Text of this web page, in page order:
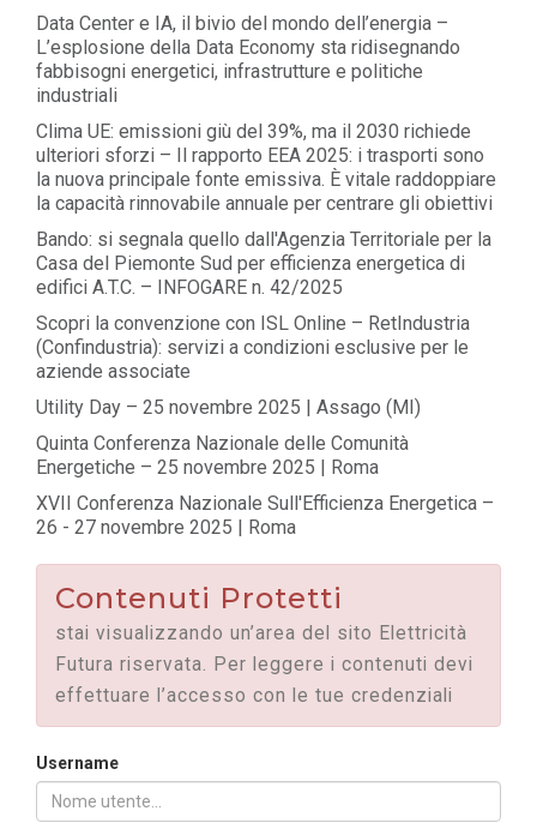
Data Center e IA, il bivio del mondo dell’energia –
L’esplosione della Data Economy sta ridisegnando
fabbisogni energetici, infrastrutture e politiche
industriali
Clima UE: emissioni giù del 39%, ma il 2030 richiede
ulteriori sforzi – Il rapporto EEA 2025: i trasporti sono
la nuova principale fonte emissiva. È vitale raddoppiare
la capacità rinnovabile annuale per centrare gli obiettivi
Bando: si segnala quello dall'Agenzia Territoriale per la
Casa del Piemonte Sud per efficienza energetica di
edifici A.T.C. – INFOGARE n. 42/2025
Scopri la convenzione con ISL Online – RetIndustria
(Confindustria): servizi a condizioni esclusive per le
aziende associate
Utility Day – 25 novembre 2025 | Assago (MI)
Quinta Conferenza Nazionale delle Comunità
Energetiche – 25 novembre 2025 | Roma
XVII Conferenza Nazionale Sull'Efficienza Energetica –
26 - 27 novembre 2025 | Roma
Contenuti Protetti
stai visualizzando un’area del sito Elettricità
Futura riservata. Per leggere i contenuti devi
effettuare l’accesso con le tue credenziali
Username